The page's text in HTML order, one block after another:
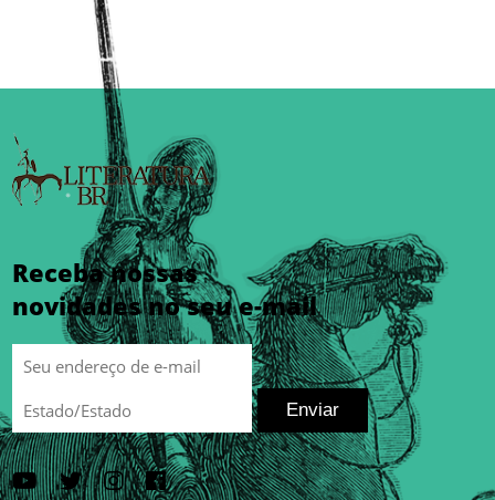
Receba nossas
novidades no seu e-mail
Enviar